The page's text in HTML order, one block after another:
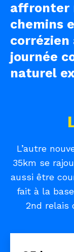
affronter
chemins
corrézien
journée
naturel
L’autre
35km se
aussi être
fait à la
2nd relais